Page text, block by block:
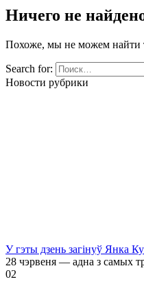
Ничего не
Похоже, мы не можем найти
Search for:
Новости рубрики
У гэты дзень загінуў Янка
28 чэрвеня — адна з самых
02